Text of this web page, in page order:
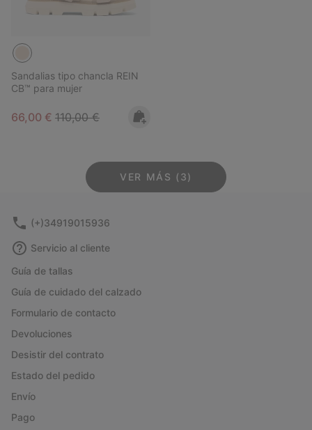
Sandalias tipo chancla REIN
CB™ para mujer
Sale price:
66,00 € Regular price:
110,00 €
VER MÁS (3)
(+)34919015936
Servicio al cliente
Guía de tallas
Guía de cuidado del calzado
Formulario de contacto
Devoluciones
Desistir del contrato
Estado del pedido
Envío
Pago